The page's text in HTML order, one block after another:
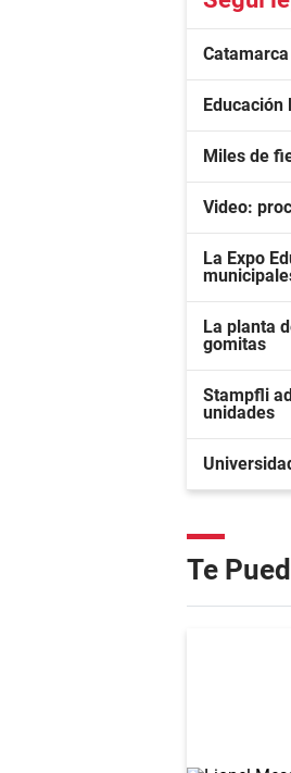
Miles de
Video:
La Expo
La planta
gomitas
Stampfli
unidades
Te